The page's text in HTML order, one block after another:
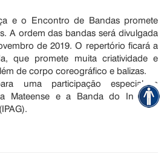
e o Encontro de Bandas promete
A ordem das bandas será divulgada
de 2019. O repertório ficará a
que promete muita criatividade e
de corpo coreográfico e balizas.
uma participação especial a
Mateense e a Banda do Instituto